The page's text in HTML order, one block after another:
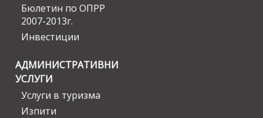
Бюлетин по ОПРР
2007-2013г.
Инвестиции
АДМИНИСТРАТИВНИ
УСЛУГИ
Услуги в туризма
Изпити